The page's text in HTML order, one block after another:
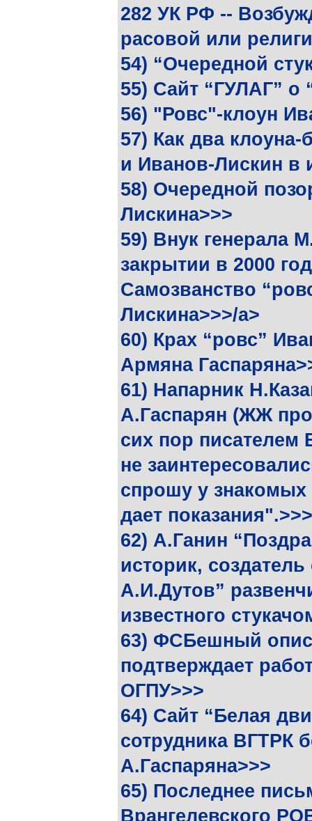
282 УК РФ --
расовой или
54) “Очередной
55) Сайт “ГУЛАГ” о
56) "Ровс"-клоун
57) Как два
и Иванов-Лискин в
58) Очередной
Лискина>>>
59) Внук генерала
закрытии в 2000
Самозванство
Лискина>>>/a>
60) Крах “ровс”
Армяна
61) Напарник
А.Гаспарян (ЖЖ
сих пор писателем
не
спрошу у
дает показания".>>>
62) А.Ганин
историк,
А.И.Дутов”
известного
63) ФСБешный
подтверждает
ОГПУ>>>
64) Cайт “Белая
сотрудника ВГТРК
А.Гаспаряна>>>
65) Последнее
Врангелевского